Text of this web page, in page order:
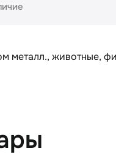
металл., животные,